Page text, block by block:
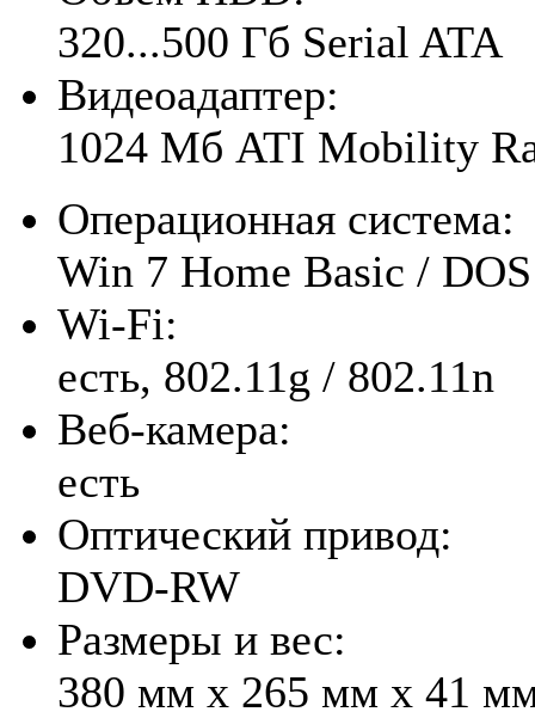
320...500 Гб Serial ATA
Видеоадаптер:
1024 Мб ATI Mobility
Операционная система:
Win 7 Home Basic / DOS
Wi-Fi:
есть, 802.11g / 802.11n
Веб-камера:
есть
Оптический привод:
DVD-RW
Размеры и вес:
380 мм x 265 мм x 41